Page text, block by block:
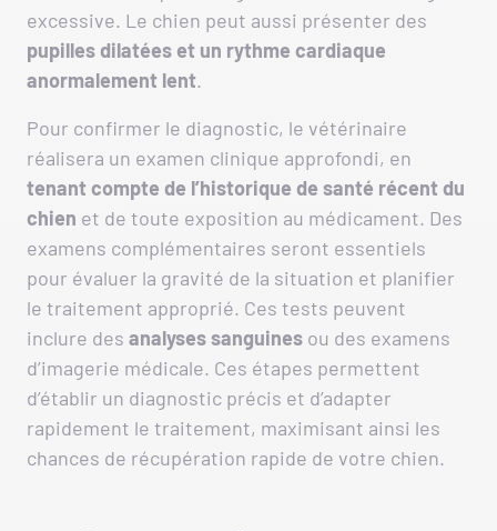
excessive. Le chien peut aussi présenter des
pupilles dilatées et un rythme cardiaque
anormalement lent.
Pour confirmer le diagnostic, le vétérinaire
réalisera un examen clinique approfondi, en
tenantcompte de l’historique de santé récent du
chien et de toute exposition au médicament. Des
examens complémentaires seront essentiels
pour évaluer la gravité de la situation et planifier
le traitement approprié. Ces tests peuvent
inclure des analyses sanguines ou des examens
d’imagerie médicale. Ces étapes permettent
d’établir un diagnostic précis et d’adapter
rapidement le traitement, maximisant ainsi les
chances de récupération rapide de votre chien.